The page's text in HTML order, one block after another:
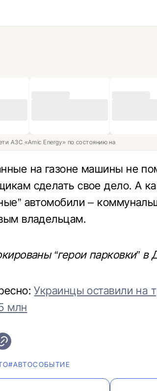
АЗС «Amic Energy» по состоянию на
на газоне машины не
сделать свое дело. А
автомобили –
владельцам.
“герои парковки” в
Украинцы оставили на
млн
#АВТОСОБЫТИЕ